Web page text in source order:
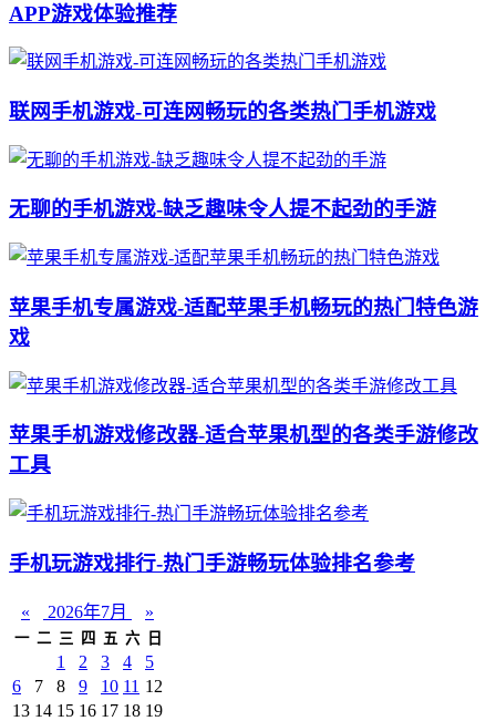
APP游戏体验推荐
联网手机游戏-可连网畅玩的各类热门手机游戏
无聊的手机游戏-缺乏趣味令人提不起劲的手游
苹果手机专属游戏-适配苹果手机畅玩的热门特色游
戏
苹果手机游戏修改器-适合苹果机型的各类手游修改
工具
手机玩游戏排行-热门手游畅玩体验排名参考
« 2026年7月 »
一 二 三 四 五 六 日
1 2 3 4
5
6
7 8 9 10 11 12
13 14 15 16 17 18 19